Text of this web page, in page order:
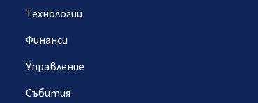
Технологии
Финанси
Управление
Събития